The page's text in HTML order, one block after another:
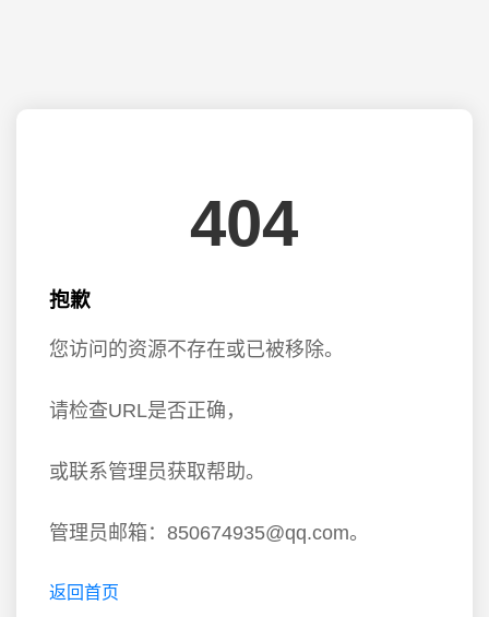
404
抱歉
您访问的资源不存在或已被移除。
请检查URL是否正确，
或联系管理员获取帮助。
管理员邮箱：850674935@qq.com。
返回首页